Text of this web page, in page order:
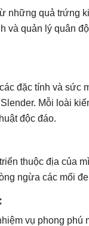
những quả trứng
và quản lý quân
đặc tính và sức
Mỗi loài
độc đáo.
thuộc địa của
ngừa các mối
vụ phong